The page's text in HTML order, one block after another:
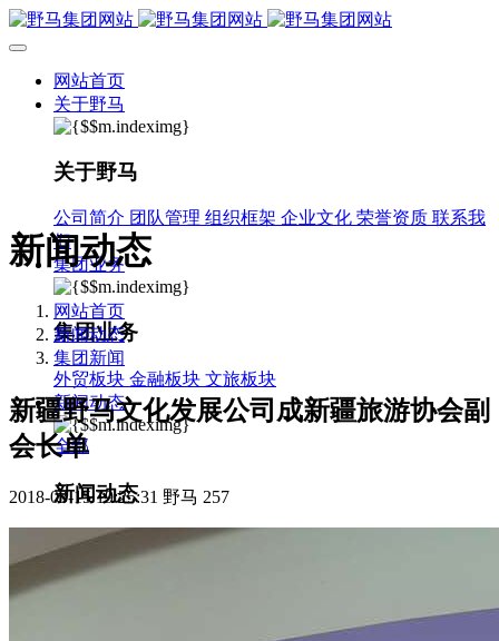
网站首页
关于野马
关于野马
公司简介 团队管理 组织框架 企业文化 荣誉资质 联系我
们
集团业务
集团业务
外贸板块 金融板块 文旅板块
新闻动态
全部
新闻动态
集团新闻
媒体报道
往来名人
人才招聘
新闻动态
网站首页
新闻动态
集团新闻
新疆野马文化发展公司成新疆旅游协会副
会长单
2018-03-15 19:25:31 野马 257